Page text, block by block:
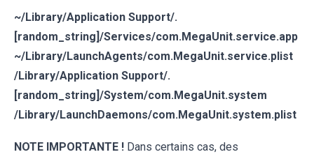
~/Library/Application Support/.
[random_string]/Services/com.MegaUnit.service.app
~/Library/LaunchAgents/com.MegaUnit.service.plist
/Library/Application Support/.
[random_string]/System/com.MegaUnit.system
/Library/LaunchDaemons/com.MegaUnit.system.plist
NOTE IMPORTANTE ! Dans certains cas, des